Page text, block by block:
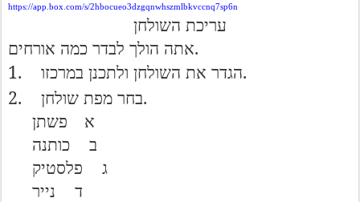
https://app.box.com/s/2hbocueo3dzgqnwhszmlbkvccnq7sp6n
עריכת השולחן
אתה הולך לבדר כמה אורחים
.
1.
הגדר את השולחן ולתכנן במרכזו
.
2.
בחר מפת שולחן .
א
פשתן
ב
כותנה
ג
פלסטיק
ד
נייר